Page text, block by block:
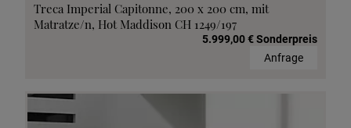
Treca Imperial Capitonne, 200 x 200 cm, mit
Matratze/n, Hot Maddison CH 1249/197
5.999,00 € Sonderpreis
Anfrage